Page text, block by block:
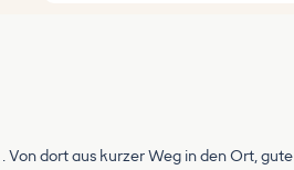
Von dort aus kurzer Weg in den Ort, gute